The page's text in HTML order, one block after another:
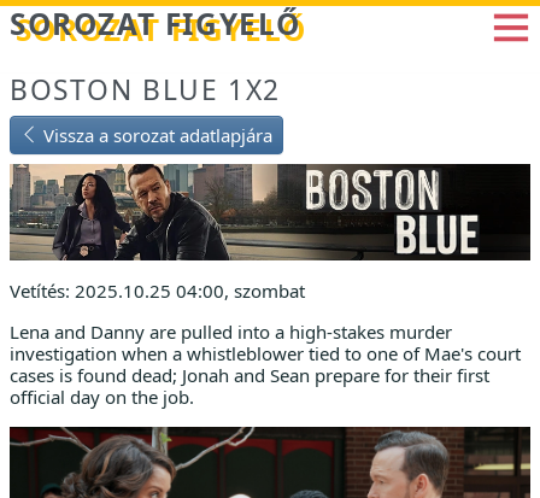
Betöltés...
SOROZAT FIGYELŐ
BOSTON BLUE 1X2
Vissza a sorozat adatlapjára
Vetítés: 2025.10.25 04:00, szombat
Lena and Danny are pulled into a high-stakes murder
investigation when a whistleblower tied to one of Mae's court
cases is found dead; Jonah and Sean prepare for their first
official day on the job.